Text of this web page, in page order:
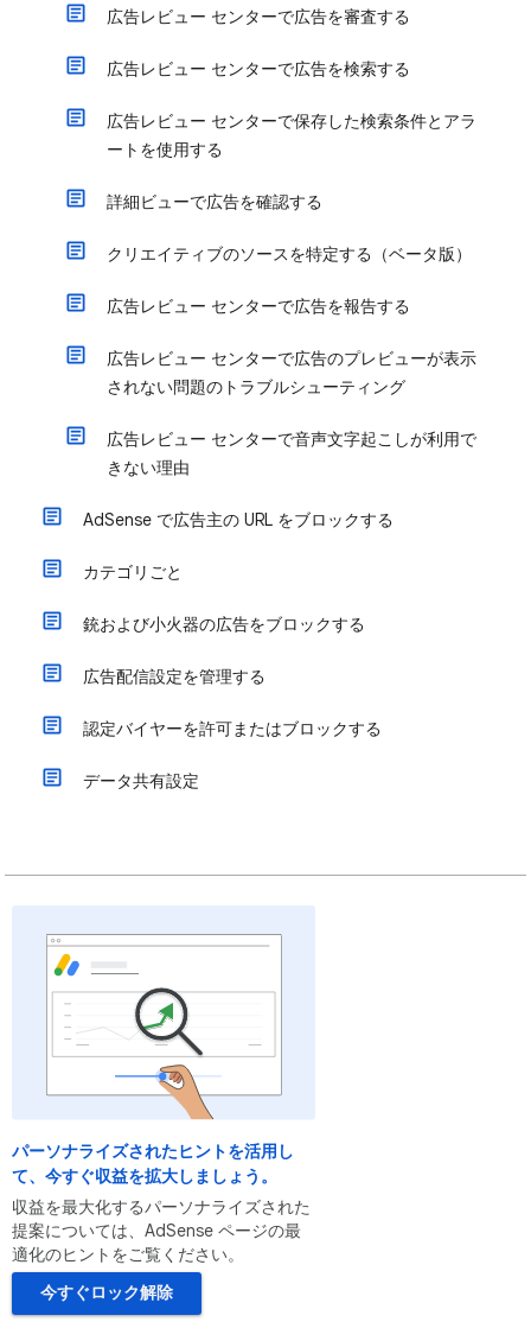
広告レビュー センターで広告を審査する
広告レビュー センターで広告を検索する
広告レビュー センターで保存した検索条件とアラ
ートを使用する
詳細ビューで広告を確認する
クリエイティブのソースを特定する（ベータ版）
広告レビュー センターで広告を報告する
広告レビュー センターで広告のプレビューが表示
されない問題のトラブルシューティング
広告レビュー センターで音声文字起こしが利用で
きない理由
AdSense で広告主の URL をブロックする
カテゴリごと
銃および小火器の広告をブロックする
広告配信設定を管理する
認定バイヤーを許可またはブロックする
データ共有設定
パーソナライズされたヒントを活用し
て、今すぐ収益を拡大しましょう。
収益を最大化するパーソナライズされた
提案については、AdSense ページの最
適化のヒントをご覧ください。
今すぐロック解除